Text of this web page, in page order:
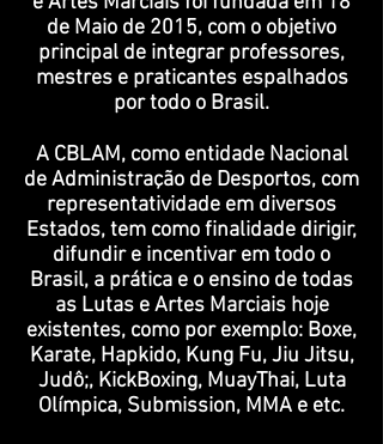
de Maio de 2015, com o objetivo
principal de integrar professores,
mestres e praticantes espalhados
por todo o Brasil.
A CBLAM, como entidade Nacional
de Administração de Desportos, com
representatividade em diversos
Estados, tem como finalidade dirigir,
difundir e incentivar em todo o
Brasil, a prática e o ensino de todas
as Lutas e Artes Marciais hoje
existentes, como por exemplo: Boxe,
Karate, Hapkido, Kung Fu, Jiu Jitsu,
Judô;, KickBoxing, MuayThai, Luta
Olímpica, Submission, MMA e etc.